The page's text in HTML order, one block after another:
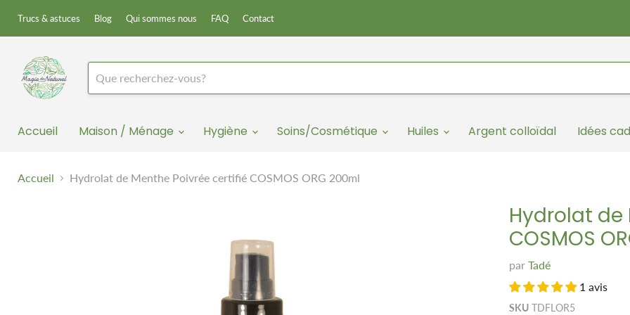
Trucs & astuces Blog Qui sommes nous FAQ Contact
Accueil Maison / Ménage Hygiène Soins/Cosmétique Huiles Argent colloïdal Idées
Accueil Hydrolat de Menthe Poivrée certifié COSMOS ORG 200ml
Hydrolat de
COSMOS
par Tadé
1 avis
SKU TDFLOR5